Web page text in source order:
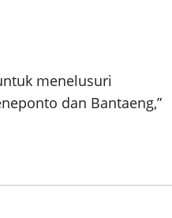
menelusuri
dan Bantaeng,”